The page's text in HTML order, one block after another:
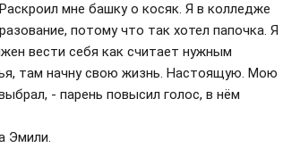
мне башку о косяк. Я в колледже
потому что так хотел папочка. Я
вести себя как считает нужным
там начну свою жизнь. Настоящую. Мою
- парень повысил голос, в нём
Эмили.